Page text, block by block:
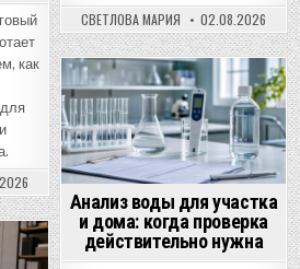
как
для
СВЕТЛОВА МАРИЯ 02.08.2026
Posted
in
Анализ воды для участка
и дома: когда проверка
действительно нужна